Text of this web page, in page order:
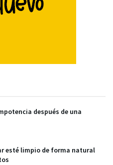
después de una
esté limpio de forma natural